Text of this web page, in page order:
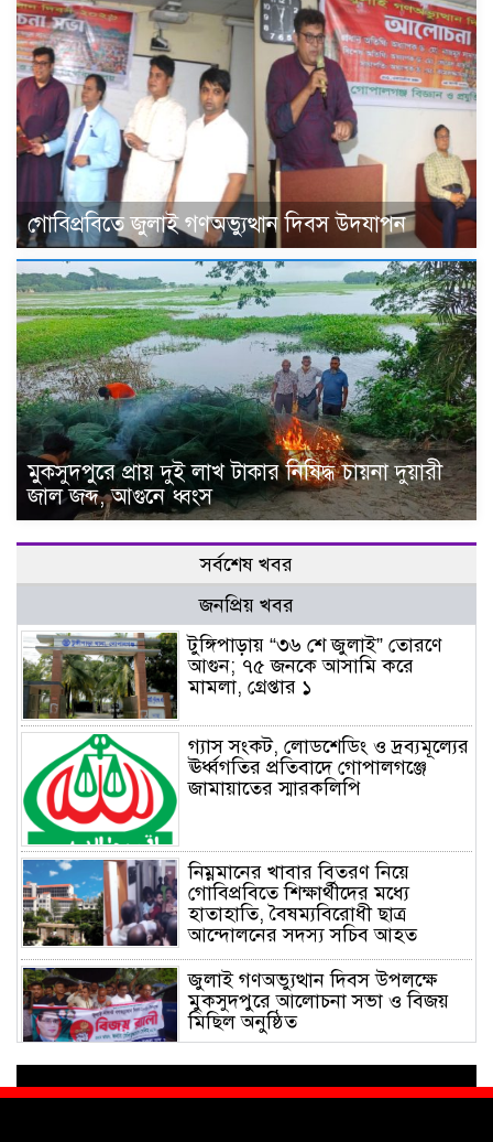
গোবিপ্রবিতে জুলাই গণঅভ্যুত্থান দিবস উদযাপন
মুকসুদপুরে প্রায় দুই লাখ টাকার নিষিদ্ধ চায়না দুয়ারী
জাল জব্দ, আগুনে ধ্বংস
সর্বশেষ খবর
জনপ্রিয় খবর
টুঙ্গিপাড়ায় “৩৬ শে জুলাই” তোরণে
আগুন; ৭৫ জনকে আসামি করে
মামলা, গ্রেপ্তার ১
গ্যাস সংকট, লোডশেডিং ও দ্রব্যমূল্যের
ঊর্ধ্বগতির প্রতিবাদে গোপালগঞ্জে
জামায়াতের স্মারকলিপি
নিম্নমানের খাবার বিতরণ নিয়ে
গোবিপ্রবিতে শিক্ষার্থীদের মধ্যে
হাতাহাতি, বৈষম্যবিরোধী ছাত্র
আন্দোলনের সদস্য সচিব আহত
জুলাই গণঅভ্যুত্থান দিবস উপলক্ষে
মুকসুদপুরে আলোচনা সভা ও বিজয়
মিছিল অনুষ্ঠিত
গোবিপ্রবিতে জুলাই গণঅভ্যুত্থান দিবস
উদযাপন